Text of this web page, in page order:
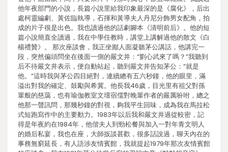
他年夜部門的小說，長篇小說里給我印象最深的是《腐化》，后出
處柯靈編劇、黃佐臨執導，石揮和黃導夫人丹尼分飾男女配角，拍
成的片子很是出色。我也讀過他的話劇腳本《清明前后》。他的短
篇小說簡直全讀過，我在中學任教時，講堂上講解過他的散文《白
楊禮贊》。 那次座談會，我正坐鄙人面凝聽茅公講話，他講完一
段，突然偏頭問坐在後面一側的嚴文井：“劉心武來了嗎？”我聽到
后不待嚴文井表示，便自動站起，聽到嚴文井告知茅公：“就是
他。”這時我與茅公四目絕對，連續總有五六秒鐘，他的眼里，滿
溢出對我的確定、鼓勵與希冀。他長我46歲，目光里有祖父對孫
輩般的慈藹，也有瑜伽教室文壇宿儒對晚輩作者的嚴厲吩咐，總之
他那一聲訊問，那幾秒鐘的對視，夠我平生回味，成為我在馬拉松
式短跑寫作中的主要動力。1983年以后我和嚴文井過從較密，記
得是年夜約在1984年，他偕夫人到勁松餐與加入一對年青文明人
的婚后私宴，我也在座，大師扳談甚歡，很多話說過，聊天內在的
事務無窮延長，有人語涉友情賓館，我就提起1979年那次友情賓館